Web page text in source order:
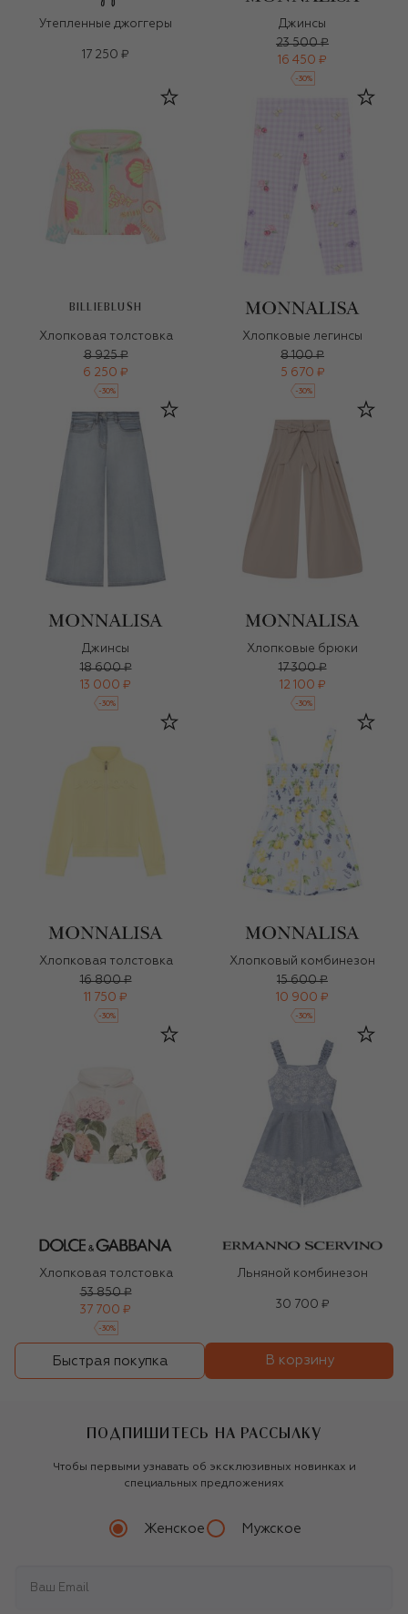
Утепленные джоггеры
17 250 ₽
Джинсы
23 500 ₽
16 450 ₽
-30%
BILLIEBLUSH
Хлопковая толстовка
8 925 ₽
6 250 ₽
-30%
Хлопковые легинсы
8 100 ₽
5 670 ₽
-30%
Джинсы
18 600 ₽
13 000 ₽
-30%
Хлопковые брюки
17 300 ₽
12 100 ₽
-30%
Хлопковая толстовка
16 800 ₽
11 750 ₽
-30%
Хлопковый комбинезон
15 600 ₽
10 900 ₽
-30%
Хлопковая толстовка
53 850 ₽
37 700 ₽
-30%
Льняной комбинезон
30 700 ₽
Быстрая покупка В корзину
ПОДПИШИТЕСЬ НА РАССЫЛКУ
Чтобы первыми узнавать об эксклюзивных новинках и
специальных предложениях
Женское Мужское